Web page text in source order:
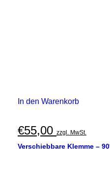
In den Warenkorb
€55,00 zzgl. MwSt.
Verschiebbare Klemme –